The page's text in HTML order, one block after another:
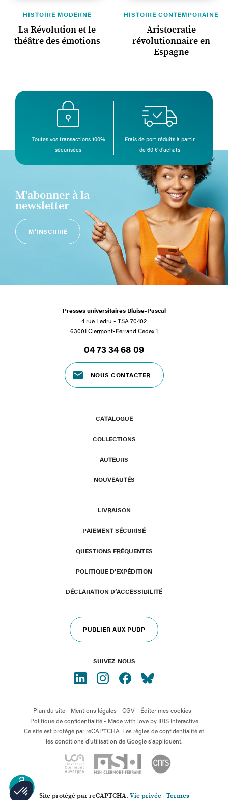
HISTOIRE MODERNE
La Révolution et le
théâtre des émotions
HISTOIRE CONTEMPORAINE
Aristocratie
révolutionnaire en
Espagne
Toutes vos transactions 100%
sécurisées
Frais de port réduits à partir
de 60 € d’achats
M'abonner à la
newsletter
M'INSCRIRE
OPEN
ACCESS
Presses universitaires Blaise-Pascal
4 rue Ledru - TSA 70402
63001 Clermont-Ferrand Cedex 1
04 73 34 68 09
NOUS CONTACTER
CATALOGUE
COLLECTIONS
AUTEURS
NOUVEAUTÉS
LIVRAISON
PAIEMENT SÉCURISÉ
QUESTIONS FRÉQUENTES
POLITIQUE D'EXPÉDITION
DÉCLARATION D’ACCESSIBILITÉ
PUBLIER AUX PUBP
SUIVEZ-NOUS
Plan du site- Mentions légales- CGV- Éditer mes cookies-
Politique de confidentialité- Made with love by IRIS Interactive
Ce site est protégé par reCAPTCHA. Les règles de confidentialité et
les conditions d'utilisation de Google s'appliquent.
Site protégé par reCAPTCHA. Vie privée- Termes